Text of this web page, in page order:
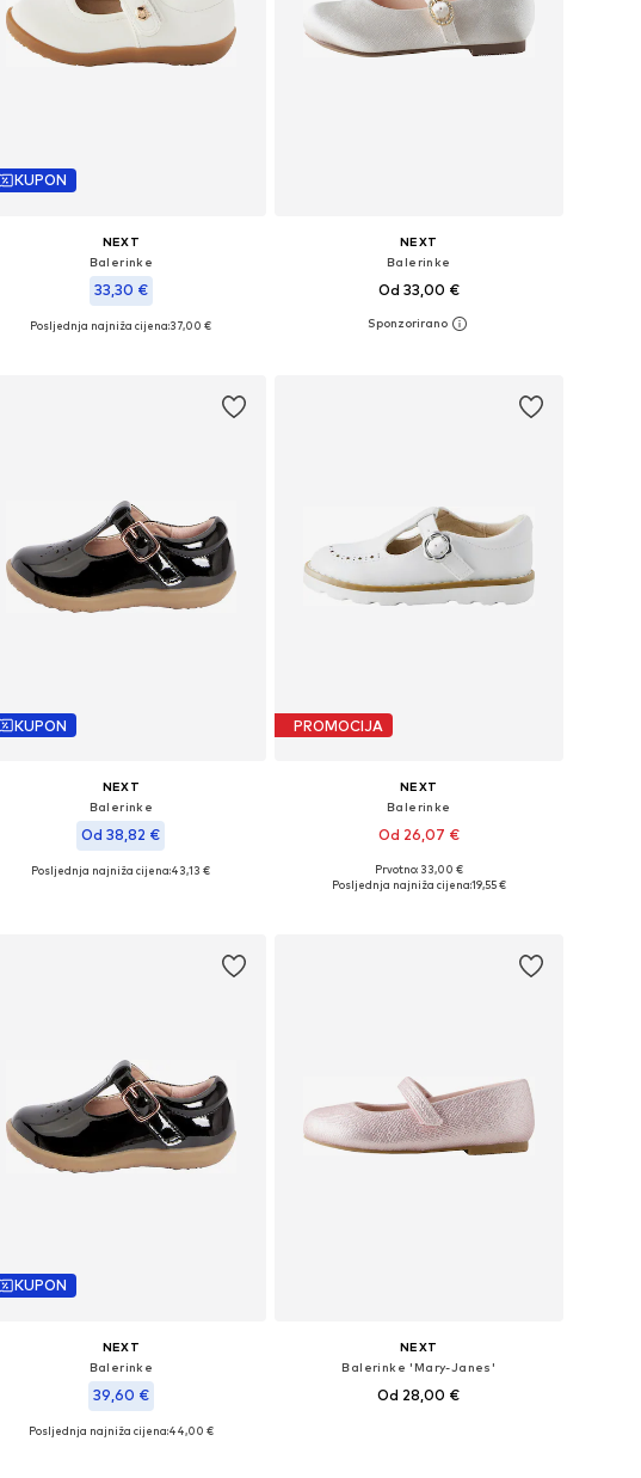
KUPON
NEXT
Balerinke
33,30 €
Dostupne veličine: 19, 19,5, 21, 21,5, 22, 23
Posljednja najniža cijena:37,00 €
NEXT
Balerinke
Od 33,00 €
+ 2
Dostupno u više veličina
KUPON
NEXT
Balerinke
Od 38,82 €
Dostupno u više veličina
Posljednja najniža cijena:43,13 €
PROMOCIJA
NEXT
Balerinke
Od 26,07 €
Dostupno u više veličina
Prvotno: 33,00 €
Posljednja najniža cijena:19,55 €
KUPON
NEXT
Balerinke
39,60 €
Dostupne veličine: 18, 19, 20,5, 21,5, 23
Posljednja najniža cijena:44,00 €
NEXT
Balerinke 'Mary-Janes'
Od 28,00 €